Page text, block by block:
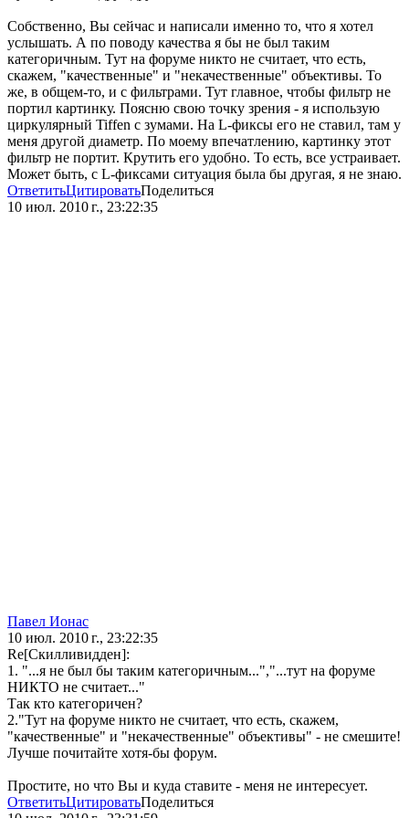
Собственно, Вы сейчас и написали именно то, что я хотел
услышать. А по поводу качества я бы не был таким
категоричным. Тут на форуме никто не считает, что есть,
скажем, "качественные" и "некачественные" объективы. То
же, в общем-то, и с фильтрами. Тут главное, чтобы фильтр не
портил картинку. Поясню свою точку зрения - я использую
циркулярный Tiffen с зумами. На L-фиксы его не ставил, там у
меня другой диаметр. По моему впечатлению, картинку этот
фильтр не портит. Крутить его удобно. То есть, все устраивает.
Может быть, с L-фиксами ситуация была бы другая, я не знаю.
ОтветитьЦитироватьПоделиться
10 июл. 2010 г., 23:22:35
Павел Ионас
10 июл. 2010 г., 23:22:35
Re[Скилливидден]:
1. "...я не был бы таким категоричным...","...тут на форуме
НИКТО не считает..."
Так кто категоричен?
2."Тут на форуме никто не считает, что есть, скажем,
"качественные" и "некачественные" объективы" - не смешите!
Лучше почитайте хотя-бы форум.
Простите, но что Вы и куда ставите - меня не интересует.
ОтветитьЦитироватьПоделиться